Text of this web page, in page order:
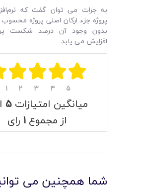
به جرات می توان گفت که
پروژه جزء ارکان اصلی پروژه
بدون وجود آن درصد شکست
افزایش می ‌یابد.
۱ ۲ ۳ ۴ ۵
میانگین امتیازات ۵
از مجموع ۱ رای
شما همچنین می